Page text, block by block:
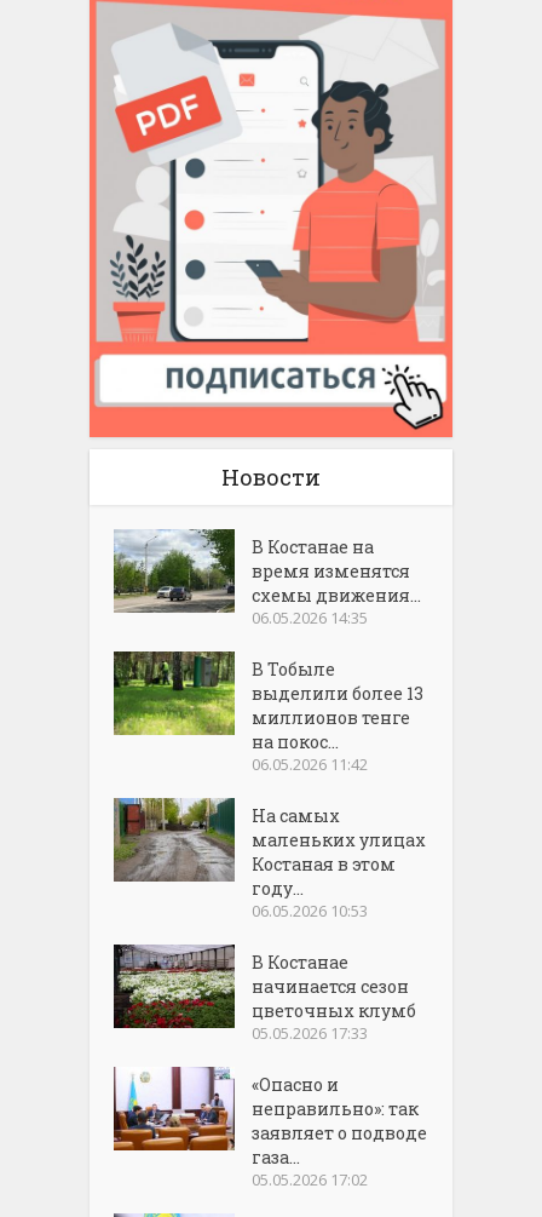
Новости
В Костанае на
время изменятся
схемы движения...
06.05.2026 14:35
В Тобыле
выделили более 13
миллионов тенге
на покос...
06.05.2026 11:42
На самых
маленьких улицах
Костаная в этом
году...
06.05.2026 10:53
В Костанае
начинается сезон
цветочных клумб
05.05.2026 17:33
«Опасно и
неправильно»: так
заявляет о подводе
газа...
05.05.2026 17:02